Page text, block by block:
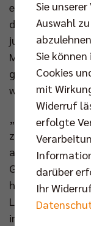
ersten bis zum
drei Siegen in
jungen, aber
Mannschaft. In
gelegt, dass es
werden die
„Die
zwei Jahre
anscheinend
Geschäftsführer
haben dazu
Landkost-Arena
in Königs
Sie unserer
Auswahl
Sie
Cookies
mit
Widerruf
erfolgte
darüber
Ihr